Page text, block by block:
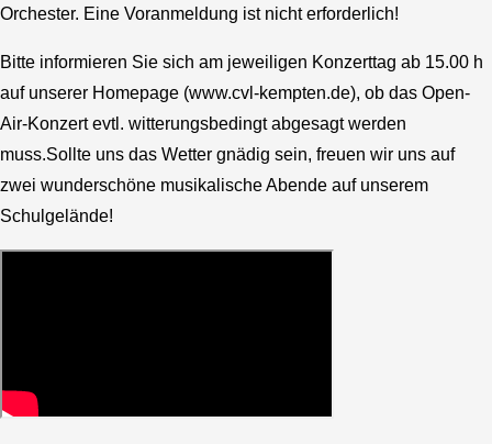
Orchester. Eine Voranmeldung ist nicht erforderlich!
Bitte informieren Sie sich am jeweiligen Konzerttag ab 15.00 h
auf unserer Homepage (www.cvl-kempten.de), ob das Open-
Air-Konzert evtl. witterungsbedingt abgesagt werden
muss.Sollte uns das Wetter gnädig sein, freuen wir uns auf
zwei wunderschöne musikalische Abende auf unserem
Schulgelände!